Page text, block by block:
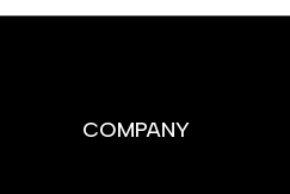
COMPANY